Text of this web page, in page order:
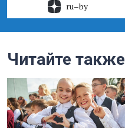
ru–by
Читайте также